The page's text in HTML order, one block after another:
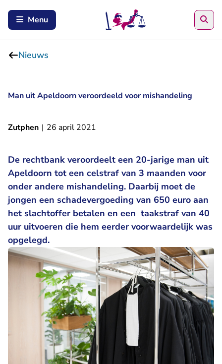
Menu
Nieuws
Man uit Apeldoorn veroordeeld voor mishandeling
Zutphen | 26 april 2021
De rechtbank veroordeelt een 20-jarige man uit
Apeldoorn tot een celstraf van 3 maanden voor
onder andere mishandeling. Daarbij moet de
jongen een schadevergoeding van 650 euro aan
het slachtoffer betalen en een taakstraf van 40
uur uitvoeren die hem eerder voorwaardelijk was
opgelegd.